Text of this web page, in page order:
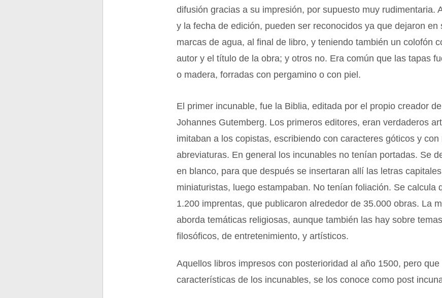
difusión gracias a su impresión, por supuesto muy rudimentaria.
y la fecha de edición, pueden ser reconocidos ya que dejaron en
marcas de agua, al final de libro, y teniendo también un colofón
autor y el título de la obra; y otros no. Era común que las tapas
o madera, forradas con pergamino o con piel.
El primer incunable, fue la Biblia, editada por el propio creador
Johannes Gutemberg. Los primeros editores, eran verdaderos
imitaban a los copistas, escribiendo con caracteres góticos y con
abreviaturas. En general los incunables no tenían portadas. Se
en blanco, para que después se insertaran allí las letras
miniaturistas, luego estampaban. No tenían foliación. Se calcula
1.200 imprentas, que publicaron alrededor de 35.000 obras. La
aborda temáticas religiosas, aunque también las hay sobre
filosóficos, de entretenimiento, y artísticos.
Aquellos libros impresos con posterioridad al año 1500, pero
características de los incunables, se los conoce como post